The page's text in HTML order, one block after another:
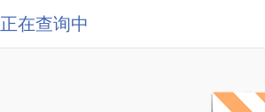
正在查询中